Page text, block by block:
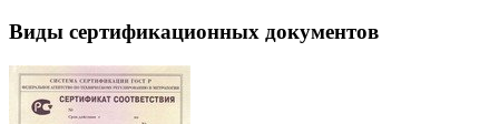
Виды сертификационных документов